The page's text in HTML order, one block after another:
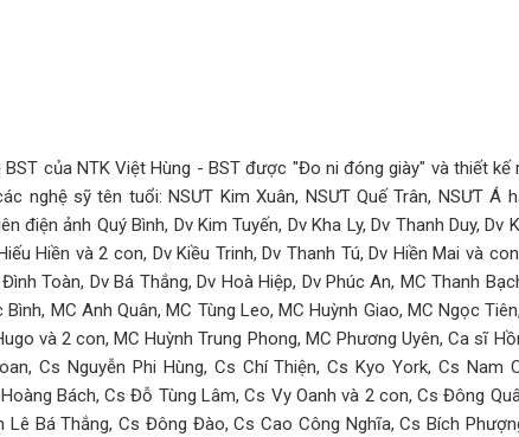
của NTK Việt Hùng - BST được "Đo ni đóng giày" và thiết kế
nghệ sỹ tên tuổi: NSƯT Kim Xuân, NSƯT Quế Trân, NSƯT Á
điện ảnh Quý Bình, Dv Kim Tuyến, Dv Kha Ly, Dv Thanh Duy, Dv
Hiền và 2 con, Dv Kiều Trinh, Dv Thanh Tú, Dv Hiền Mai và
Toàn, Dv Bá Thắng, Dv Hoà Hiệp, Dv Phúc An, MC Thanh
MC Anh Quân, MC Tùng Leo, MC Huỳnh Giao, MC Ngọc
và 2 con, MC Huỳnh Trung Phong, MC Phương Uyên, Ca sĩ
Cs Nguyễn Phi Hùng, Cs Chí Thiện, Cs Kyo York, Cs Nam
Bách, Cs Đỗ Tùng Lâm, Cs Vy Oanh và 2 con, Cs Đông
Lê Bá Thắng, Cs Đông Đào, Cs Cao Công Nghĩa, Cs Bích